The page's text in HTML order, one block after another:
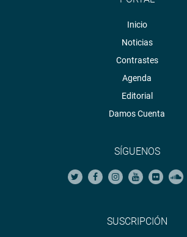
Inicio
Noticias
Contrastes
Agenda
Editorial
Damos Cuenta
SÍGUENOS
SUSCRIPCIÓN